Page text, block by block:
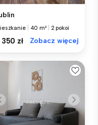
40 m² 2 pokoi
350 zł Zobacz więcej